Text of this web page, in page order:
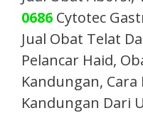
0686 Cytotec
Jual Obat Telat
Pelancar Haid,
Kandungan,
Kandungan Dari